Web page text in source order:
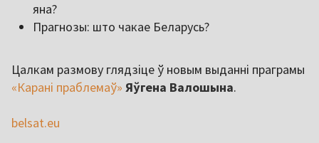
яна?
Прагнозы: што чакае Беларусь?
Цалкам размову глядзіце ў новым выданні праграмы
«Карані праблемаў» Яўгена Валошына.
belsat.eu